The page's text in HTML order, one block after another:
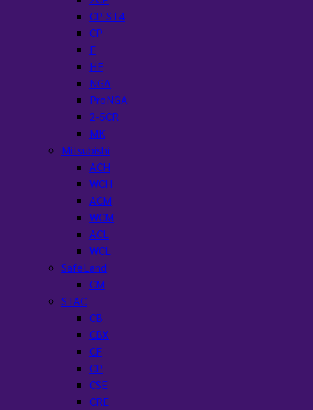
CP-ST4
CP
F
HF
NGA
ProNGA
2-5CR
MK
Mitsubishi
ACH
WCH
ACM
WCM
ACL
WCL
SafeLand
CM
STAC
CB
CBX
CF
CP
CSE
CRE